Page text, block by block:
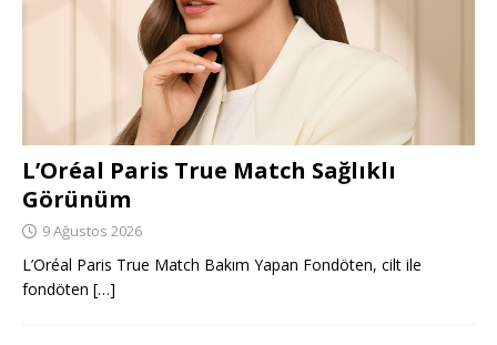
L’Oréal Paris True Match Sağlıklı
Görünüm
9 Ağustos 2026
L’Oréal Paris True Match Bakım Yapan Fondöten, cilt ile
fondöten […]